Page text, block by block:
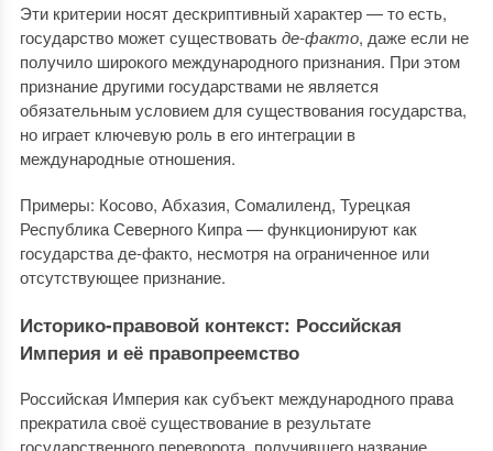
Эти критерии носят дескриптивный характер — то есть,
государство может существоватьде-факто, даже если не
получило широкого международного признания. При этом
признание другими государствами не является
обязательным условием для существования государства,
но играет ключевую роль в его интеграции в
международные отношения.
Примеры: Косово, Абхазия, Сомалиленд, Турецкая
Республика Северного Кипра — функционируют как
государства де-факто, несмотря на ограниченное или
отсутствующее признание.
Историко-правовой контекст: Российская
Империя и её правопреемство
Российская Империя как субъект международного права
прекратила своё существование в результате